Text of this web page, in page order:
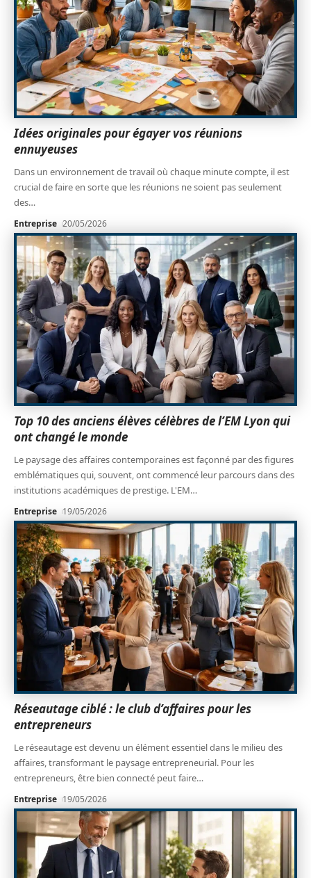
Idées originales pour égayer vos réunions
ennuyeuses
Dans un environnement de travail où chaque minute compte, il est
crucial de faire en sorte que les réunions ne soient pas seulement
des…
Entreprise 20/05/2026
Top 10 des anciens élèves célèbres de l’EM Lyon qui
ont changé le monde
Le paysage des affaires contemporaines est façonné par des figures
emblématiques qui, souvent, ont commencé leur parcours dans des
institutions académiques de prestige. L'EM…
Entreprise 19/05/2026
Réseautage ciblé : le club d’affaires pour les
entrepreneurs
Le réseautage est devenu un élément essentiel dans le milieu des
affaires, transformant le paysage entrepreneurial. Pour les
entrepreneurs, être bien connecté peut faire…
Entreprise 19/05/2026